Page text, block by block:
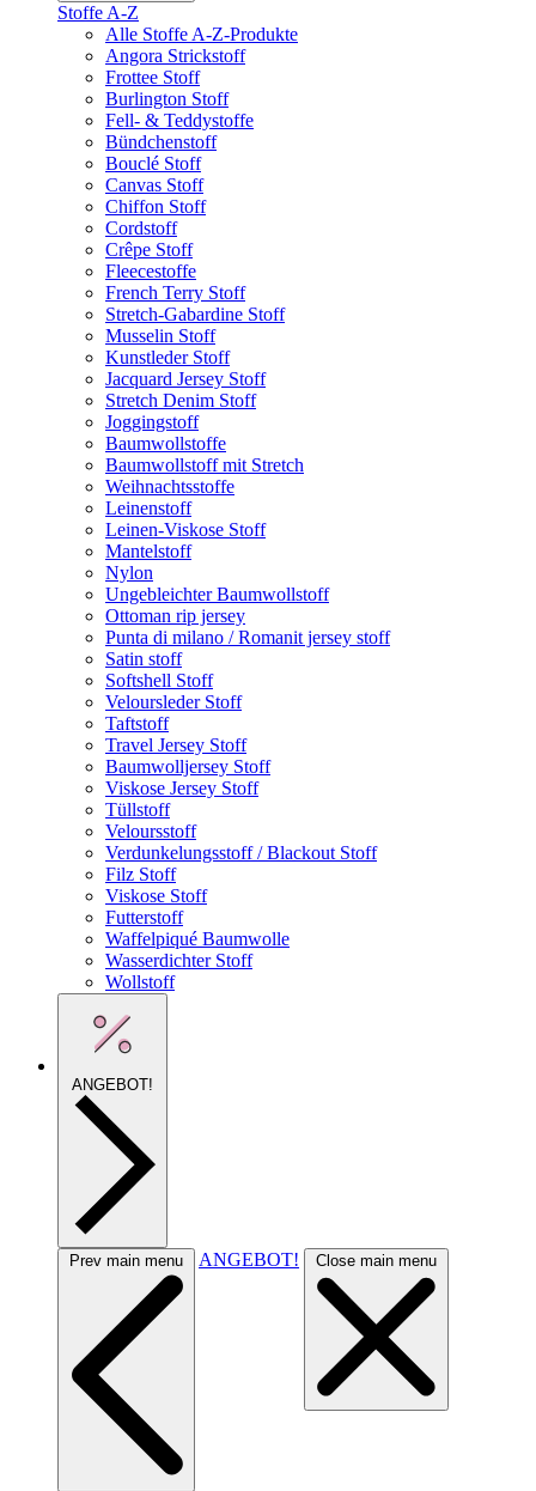
Stoffe A-Z
Alle Stoffe A-Z-Produkte
Angora Strickstoff
Frottee Stoff
Burlington Stoff
Fell- & Teddystoffe
Bündchenstoff
Bouclé Stoff
Canvas Stoff
Chiffon Stoff
Cordstoff
Crêpe Stoff
Fleecestoffe
French Terry Stoff
Stretch-Gabardine Stoff
Musselin Stoff
Kunstleder Stoff
Jacquard Jersey Stoff
Stretch Denim Stoff
Joggingstoff
Baumwollstoffe
Baumwollstoff mit Stretch
Weihnachtsstoffe
Leinenstoff
Leinen-Viskose Stoff
Mantelstoff
Nylon
Ungebleichter Baumwollstoff
Ottoman rip jersey
Punta di milano / Romanit jersey stoff
Satin stoff
Softshell Stoff
Veloursleder Stoff
Taftstoff
Travel Jersey Stoff
Baumwolljersey Stoff
Viskose Jersey Stoff
Tüllstoff
Veloursstoff
Verdunkelungsstoff / Blackout Stoff
Filz Stoff
Viskose Stoff
Futterstoff
Waffelpiqué Baumwolle
Wasserdichter Stoff
Wollstoff
ANGEBOT!
Prev main menu ANGEBOT! Close main menu